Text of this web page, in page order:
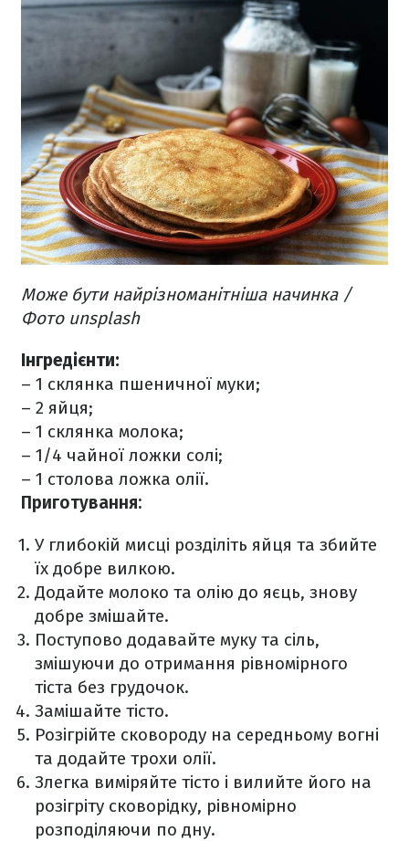
Може бути найрізноманітніша начинка /
Фото unsplash
Інгредієнти:
– 1 склянка пшеничної муки;
– 2 яйця;
– 1 склянка молока;
– 1/4 чайної ложки солі;
– 1 столова ложка олії.
Приготування:
У глибокій мисці розділіть яйця та збийте
їх добре вилкою.
Додайте молоко та олію до яєць, знову
добре змішайте.
Поступово додавайте муку та сіль,
змішуючи до отримання рівномірного
тіста без грудочок.
Замішайте тісто.
Розігрійте сковороду на середньому вогні
та додайте трохи олії.
Злегка виміряйте тісто і вилийте його на
розігріту сковорідку, рівномірно
розподіляючи по дну.